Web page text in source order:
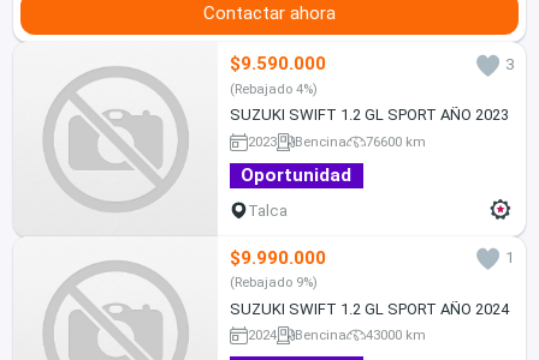
Contactar ahora
$9.590.000 3
(Rebajado 4%)
SUZUKI SWIFT 1.2 GL SPORT AÑO 2023
2023 Bencina 76600 km
Oportunidad
Talca
$9.990.000 1
(Rebajado 9%)
SUZUKI SWIFT 1.2 GL SPORT AÑO 2024
2024 Bencina 43000 km